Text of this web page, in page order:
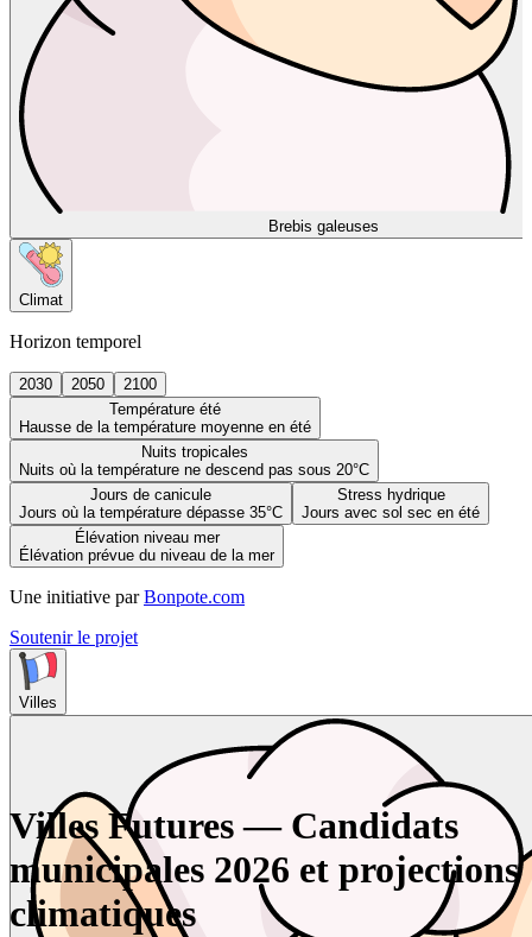
Brebis galeuses
Climat
Horizon temporel
2030 2050
2100
Température été
Hausse de la température moyenne en été
Nuits tropicales
Nuits où la température ne descend pas sous 20°C
Jours de canicule
Jours où la température dépasse 35°C
Stress hydrique
Jours avec sol sec en été
Élévation niveau mer
Élévation prévue du niveau de la mer
Une initiative par Bonpote.com
Soutenir le projet
Villes
Villes Futures — Candidats
municipales 2026 et projections
climatiques